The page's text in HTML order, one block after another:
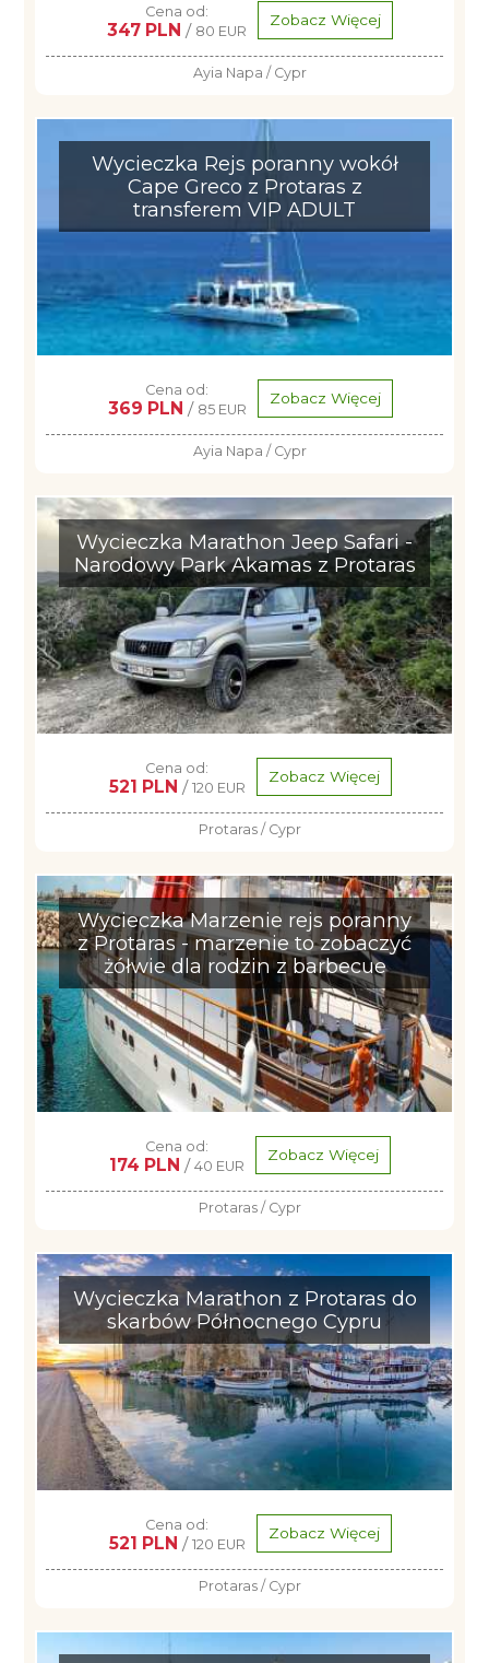
Cena od:
347 PLN / 80 EUR
Zobacz Więcej
Ayia Napa / Cypr
Wycieczka Rejs poranny wokół
Cape Greco z Protaras z
transferem VIP ADULT
Cena od:
369 PLN / 85 EUR
Zobacz Więcej
Ayia Napa / Cypr
Wycieczka Marathon Jeep Safari -
Narodowy Park Akamas z Protaras
Cena od:
521 PLN / 120 EUR
Zobacz Więcej
Protaras / Cypr
Wycieczka Marzenie rejs poranny
z Protaras - marzenie to zobaczyć
żółwie dla rodzin z barbecue
Cena od:
174 PLN / 40 EUR
Zobacz Więcej
Protaras / Cypr
Wycieczka Marathon z Protaras do
skarbów Północnego Cypru
Cena od:
521 PLN / 120 EUR
Zobacz Więcej
Protaras / Cypr